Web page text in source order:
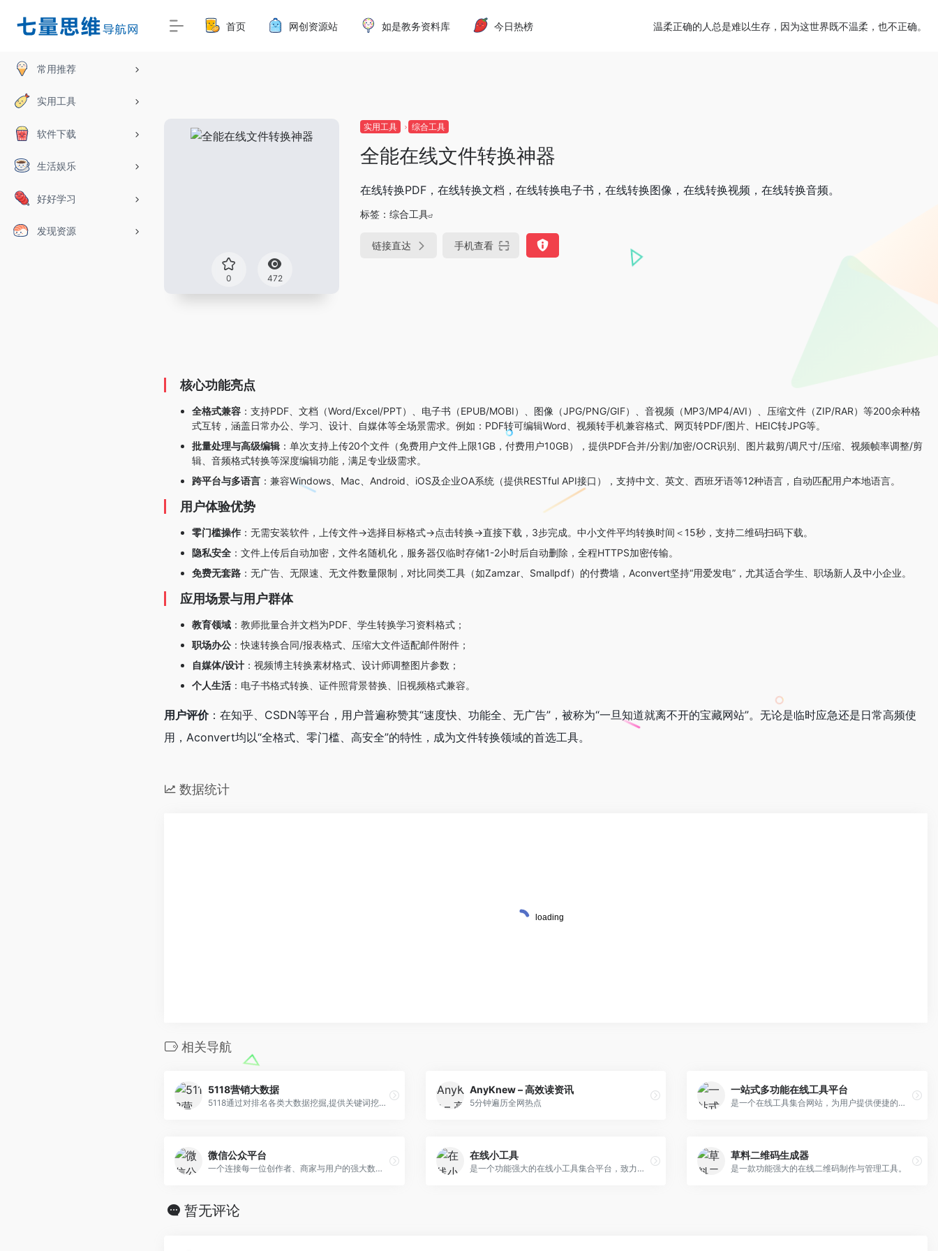
常用推荐
实用工具
软件下载
生活娱乐
好好学习
发现资源
首页 网创资源站 如是教务资料库 今日热榜 温柔正确的人总是难以生存，因为这世界既不温柔，也不正确。
0 472
实用工具 综合工具
全能在线文件转换神器
在线转换PDF，在线转换文档，在线转换电子书，在线转换图像，在线转换视频，在线转换音频。
标签： 综合工具
链接直达 手机查看
核心功能亮点
全格式兼容 ：支持PDF、文档（Word/Excel/PPT）、电子书（EPUB/MOBI）、图像（JPG/PNG/GIF）、音视频（MP3/MP4/AVI）、压缩文件（ZIP/RAR）等200余种格
式互转，涵盖日常办公、学习、设计、自媒体等全场景需求。例如：PDF转可编辑Word、视频转手机兼容格式、网页转PDF/图片、HEIC转JPG等。
批量处理与高级编辑 ：单次支持上传20个文件（免费用户文件上限1GB，付费用户10GB），提供PDF合并/分割/加密/OCR识别、图片裁剪/调尺寸/压缩、视频帧率调整/剪
辑、音频格式转换等深度编辑功能，满足专业级需求。
跨平台与多语言 ：兼容Windows、Mac、Android、iOS及企业OA系统（提供RESTful API接口），支持中文、英文、西班牙语等12种语言，自动匹配用户本地语言。
用户体验优势
零门槛操作 ：无需安装软件，上传文件→选择目标格式→点击转换→直接下载，3步完成。中小文件平均转换时间＜15秒，支持二维码扫码下载。
隐私安全 ：文件上传后自动加密，文件名随机化，服务器仅临时存储1-2小时后自动删除，全程HTTPS加密传输。
免费无套路 ：无广告、无限速、无文件数量限制，对比同类工具（如Zamzar、Smallpdf）的付费墙，Aconvert坚持“用爱发电”，尤其适合学生、职场新人及中小企业。
应用场景与用户群体
教育领域 ：教师批量合并文档为PDF、学生转换学习资料格式；
职场办公 ：快速转换合同/报表格式、压缩大文件适配邮件附件；
自媒体/设计 ：视频博主转换素材格式、设计师调整图片参数；
个人生活 ：电子书格式转换、证件照背景替换、旧视频格式兼容。
用户评价：在知乎、CSDN等平台，用户普遍称赞其“速度快、功能全、无广告”，被称为“一旦知道就离不开的宝藏网站”。无论是临时应急还是日常高频使
用，Aconvert均以“全格式、零门槛、高安全”的特性，成为文件转换领域的首选工具。
数据统计
相关导航
5118营销大数据
5118通过对排名各类大数据挖掘,提供关键词挖掘,行业词库,站群权重监控,关键词排名监控,指数词,流量词挖掘工具等排名工作人员必备百度站长工具平台。
AnyKnew – 高效读资讯
5分钟遍历全网热点
一站式多功能在线工具平台
是一个在线工具集合网站，为用户提供便捷的在线工具和软件。我们提供健康查询、生活查询、娱乐工具、办公助手、图像工具、视频音频工具、生成工具、代码工具、学习工具、量表测试等几百个在线工具。
微信公众平台
一个连接每一位创作者、商家与用户的强大数字生态。
在线小工具
是一个功能强大的在线小工具集合平台，致力于为用户提供各类便捷的在线工具服务。
草料二维码生成器
是一款功能强大的在线二维码制作与管理工具。
暂无评论